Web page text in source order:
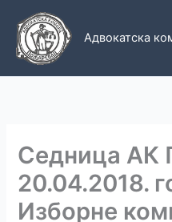
садржај
Адвокатска
Седница АК
20.04.2018.
Изборне